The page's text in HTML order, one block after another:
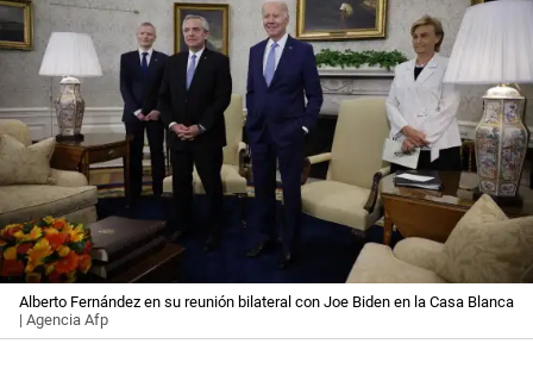
Alberto Fernández en su reunión bilateral con Joe Biden en la Casa Blanca
| Agencia Afp